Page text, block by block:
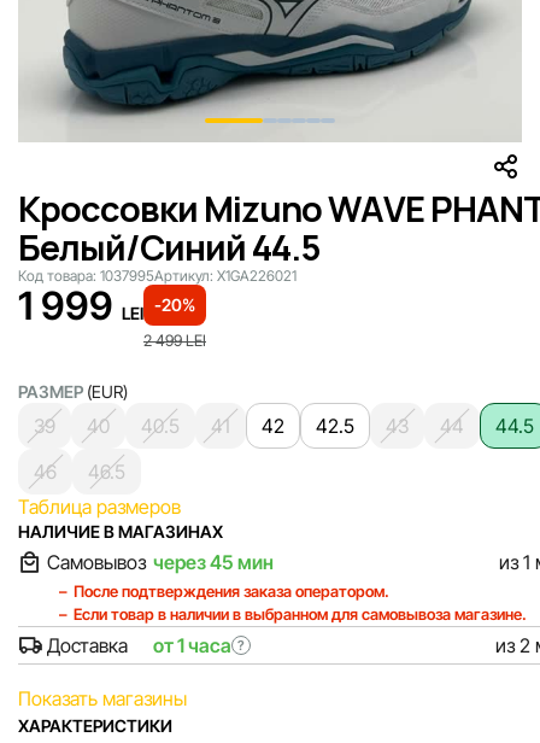
Кроссовки Mizuno WAVE
Белый/Синий 44.5
Код товара: 1037995Артикул: X1GA226021
-20%
2 499LEI
1 999 LEI
РАЗМЕР (EUR)
39 40 40.5 41 42 42.5 43 44
44.5
46
46.5
Таблица размеров
НАЛИЧИЕ В МАГАЗИНАХ
Самовывоз через 45 мин из 1
После подтверждения заказа оператором.
Если товар в наличии в выбранном для самовывоза магазине.
Доставка от 1 часа ? из 2
Показать магазины
ХАРАКТЕРИСТИКИ